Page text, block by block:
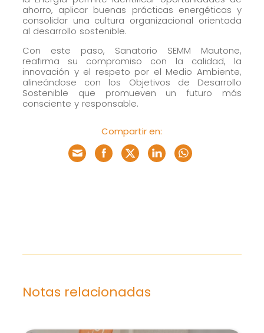
ahorro, aplicar buenas prácticas energéticas y
consolidar una cultura organizacional orientada
al desarrollo sostenible.
Con este paso, Sanatorio SEMM Mautone,
reafirma su compromiso con la calidad, la
innovación y el respeto por el Medio Ambiente,
alineándose con los Objetivos de Desarrollo
Sostenible que promueven un futuro más
consciente y responsable.
Compartir en:
Notas relacionadas
funcione lo
durante tu
visita. Si
rechaza estas
cookies,
desaparecerán
de la web.